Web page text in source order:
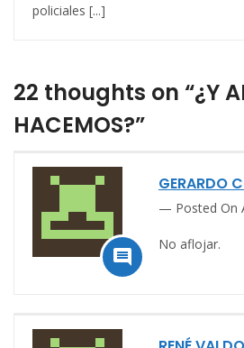
policiales [...]
22 thoughts on “¿Y
HACEMOS?”

GERARDO
Posted On
No aflojar.